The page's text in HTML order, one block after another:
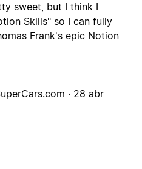
sweet, but I think I
Skills" so I can fully
Frank's epic Notion
· 28 abr